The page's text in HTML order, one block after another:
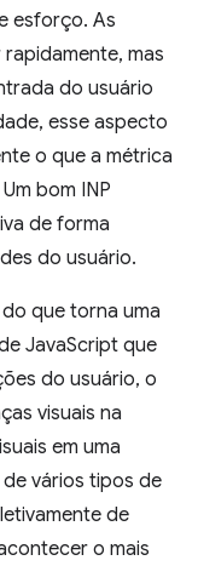
esforço. As
mas
do usuário
esse aspecto
o que a métrica
bom INP
de forma
do usuário.
que torna uma
JavaScript que
do usuário, o
visuais na
em uma
vários tipos de
de
o mais